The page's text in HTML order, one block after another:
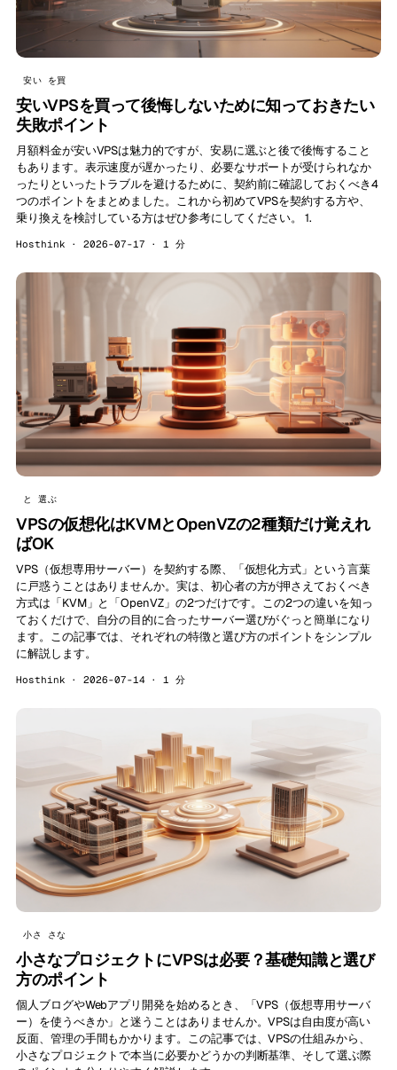
安い を買
安いVPSを買って後悔しないために知っておきたい
失敗ポイント
月額料金が安いVPSは魅力的ですが、安易に選ぶと後で後悔すること
もあります。表示速度が遅かったり、必要なサポートが受けられなか
ったりといったトラブルを避けるために、契約前に確認しておくべき4
つのポイントをまとめました。これから初めてVPSを契約する方や、
乗り換えを検討している方はぜひ参考にしてください。 1.
Hosthink · 2026-07-17 · 1 分
と 選ぶ
VPSの仮想化はKVMとOpenVZの2種類だけ覚えれ
ばOK
VPS（仮想専用サーバー）を契約する際、「仮想化方式」という言葉
に戸惑うことはありませんか。実は、初心者の方が押さえておくべき
方式は「KVM」と「OpenVZ」の2つだけです。この2つの違いを知っ
ておくだけで、自分の目的に合ったサーバー選びがぐっと簡単になり
ます。この記事では、それぞれの特徴と選び方のポイントをシンプル
に解説します。
Hosthink · 2026-07-14 · 1 分
小さ さな
小さなプロジェクトにVPSは必要？基礎知識と選び
方のポイント
個人ブログやWebアプリ開発を始めるとき、「VPS（仮想専用サーバ
ー）を使うべきか」と迷うことはありませんか。VPSは自由度が高い
反面、管理の手間もかかります。この記事では、VPSの仕組みから、
小さなプロジェクトで本当に必要かどうかの判断基準、そして選ぶ際